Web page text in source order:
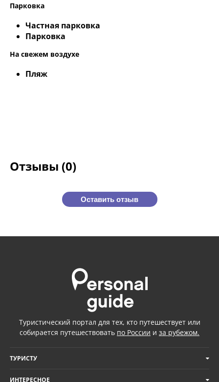
Парковка
Частная парковка
Парковка
На свежем воздухе
Пляж
Отзывы (0)
Оставить отзыв
Туристический портал для тех, кто путешествует или
собирается путешествовать по России и за рубежом.
ТУРИСТУ
ИНТЕРЕСНОЕ